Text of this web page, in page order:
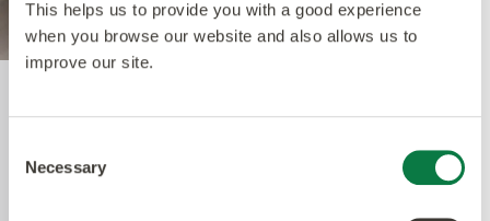
This helps us to provide you with a good experience
when you browse our website and also allows us to
improve our site.
Selection
Necessary
Quantum Guard Elite